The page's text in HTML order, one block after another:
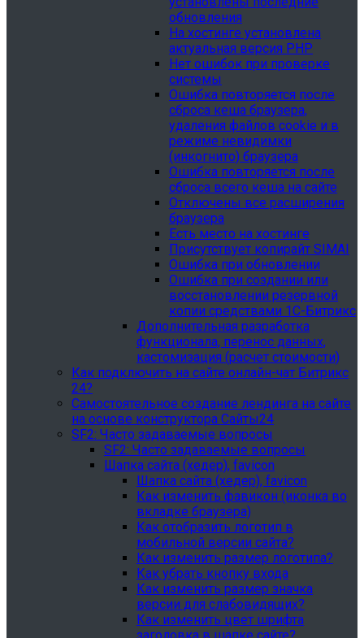
обновления
На хостинге установлена
актуальная версия PHP
Нет ошибок при проверке
системы
Ошибка повторяется после
сброса кеша браузера,
удаления файлов cookie и в
режиме невидимки
(инкогнито) браузера
Ошибка повторяется после
сброса всего кеша на сайте
Отключены все расширения
браузера
Есть место на хостинге
Присутствует копирайт SIMAI
Ошибка при обновлении
Ошибка при создании или
восстановлении резервной
копии средствами 1С-Битрикс
Дополнительная разработка
функционала, перенос данных,
кастомизация (расчет стоимости)
Как подключить на сайте онлайн-чат Битрикс
24?
Самостоятельное создание лендинга на сайте
на основе конструктора Сайты24
SF2: Часто задаваемые вопросы
SF2: Часто задаваемые вопросы
Шапка сайта (хедер), favicon
Шапка сайта (хедер), favicon
Как изменить фавикон (иконка во
вкладке браузера)
Как отобразить логотип в
мобильной версии сайта?
Как изменить размер логотипа?
Как убрать кнопку входа
Как изменить размер значка
версии для слабовидящих?
Как изменить цвет шрифта